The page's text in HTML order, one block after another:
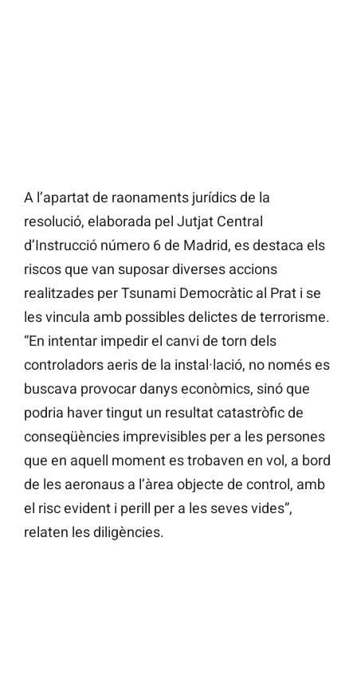
A l’apartat de raonaments jurídics de la
resolució, elaborada pel Jutjat Central
d’Instrucció número 6 de Madrid, es destaca els
riscos que van suposar diverses accions
realitzades per Tsunami Democràtic al Prat i se
les vincula amb possibles delictes de terrorisme.
“En intentar impedir el canvi de torn dels
controladors aeris de la instal·lació, no només es
buscava provocar danys econòmics, sinó que
podria haver tingut un resultat catastròfic de
conseqüències imprevisibles per a les persones
que en aquell moment es trobaven en vol, a bord
de les aeronaus a l’àrea objecte de control, amb
el risc evident i perill per a les seves vides”,
relaten les diligències.